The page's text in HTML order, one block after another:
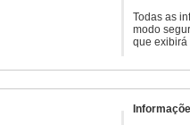
Todas as
modo
que exibirá